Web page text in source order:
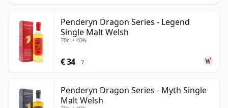
Penderyn Dragon Series - Legend
Single Malt Welsh
70cl • 40%
€ 34 ?
Penderyn Dragon Series - Myth Single
Malt Welsh